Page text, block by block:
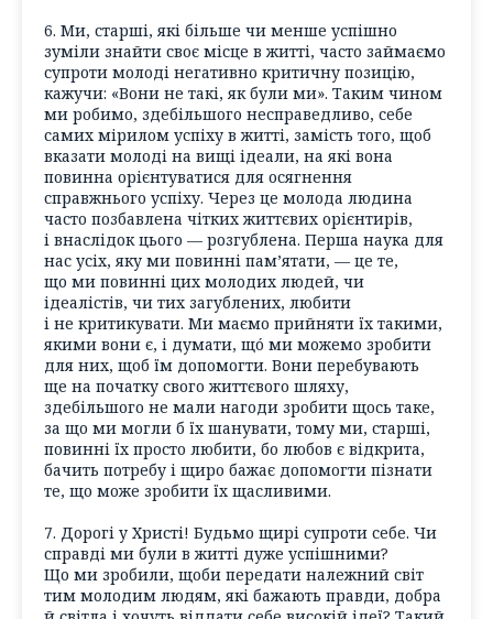
6. Ми, старші, які більше чи менше успішно
зуміли знайти своє місце в житті, часто займаємо
супроти молоді негативно критичну позицію,
кажучи: «Вони не такі, як були ми». Таким чином
ми робимо, здебільшого несправедливо, себе
самих мірилом успіху в житті, замість того, щоб
вказати молоді на вищі ідеали, на які вона
повинна орієнтуватися для осягнення
справжнього успіху. Через це молода людина
часто позбавлена чітких життєвих орієнтирів,
і внаслідок цього — розгублена. Перша наука для
нас усіх, яку ми повинні пам’ятати, — це те,
що ми повинні цих молодих людей, чи
ідеалістів, чи тих загублених, любити
і не критикувати. Ми маємо прийняти їх такими,
якими вони є, і думати, щó ми можемо зробити
для них, щоб їм допомогти. Вони перебувають
ще на початку свого життєвого шляху,
здебільшого не мали нагоди зробити щось таке,
за що ми могли б їх шанувати, тому ми, старші,
повинні їх просто любити, бо любов є відкрита,
бачить потребу і щиро бажає допомогти пізнати
те, що може зробити їх щасливими.
7. Дорогі у Христі! Будьмо щирі супроти себе. Чи
справді ми були в житті дуже успішними?
Що ми зробили, щоби передати належний світ
тим молодим людям, які бажають правди, добра